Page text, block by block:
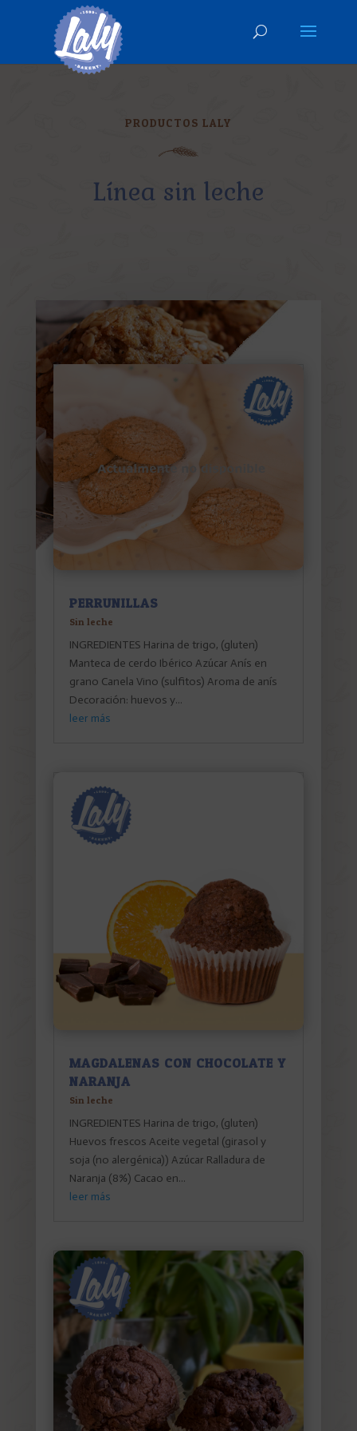
PRODUCTOS LALY
Línea sin leche
PERRUNILLAS
Sin leche
INGREDIENTES Harina de trigo, (gluten)
Manteca de cerdo Ibérico Azúcar Anís en
grano Canela Vino (sulfitos) Aroma de anís
Decoración: huevos y...
leer más
MAGDALENAS CON CHOCOLATE Y
NARANJA
Sin leche
INGREDIENTES Harina de trigo, (gluten)
Huevos frescos Aceite vegetal (girasol y
soja (no alergénica)) Azúcar Ralladura de
Naranja (8%) Cacao en...
leer más